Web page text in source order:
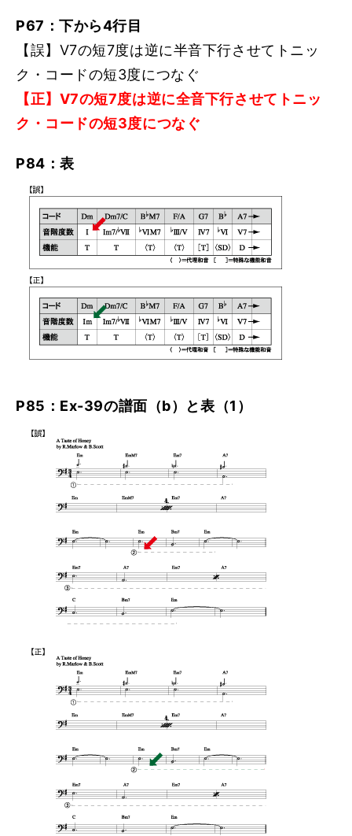
P67：下から4行目
【誤】V7の短7度は逆に半音下行させてトニッ
ク・コードの短3度につなぐ
【正】V7の短7度は逆に全音下行させてトニッ
ク・コードの短3度につなぐ
P84：表
P85：Ex-39の譜面（b）と表（1）